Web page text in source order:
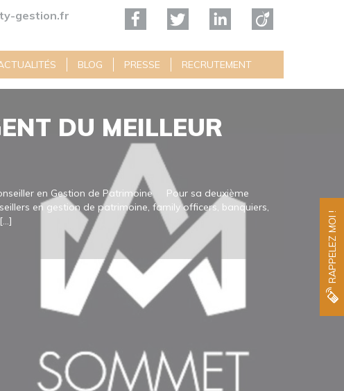
RAPPELEZ MOI !
gestion.fr
BLOG PRESSE RECRUTEMENT
DU MEILLEUR
en Gestion de Patrimoine Pour sa deuxième
en gestion de patrimoine, family officers, banquiers,